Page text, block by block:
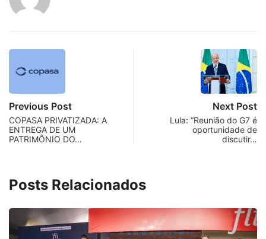
Previous Post
COPASA PRIVATIZADA: A
ENTREGA DE UM
PATRIMÔNIO DO…
Next Post
Lula: “Reunião do G7 é
oportunidade de
discutir…
Posts Relacionados